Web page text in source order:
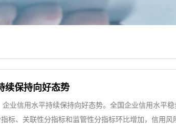
续保持向好态势
业信用水平持续保持向好态势。全国企业信用水平
标、关联性分指标和监管性分指标环比增加，信用